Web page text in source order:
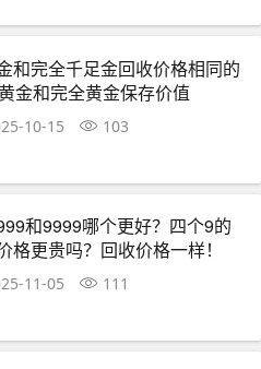
和完全千足金回收价格相同的
金和完全黄金保存价值
10-15 103
和9999哪个更好？四个9的
格更贵吗？回收价格一样！
11-05 111